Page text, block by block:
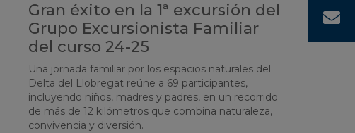
Gran éxito en la 1ª excursión del
Grupo Excursionista Familiar
del curso 24-25
Una jornada familiar por los espacios naturales del
Delta del Llobregat reúne a 69 participantes,
incluyendo niños, madres y padres, en un recorrido
de más de 12 kilómetros que combina naturaleza,
convivencia y diversión.